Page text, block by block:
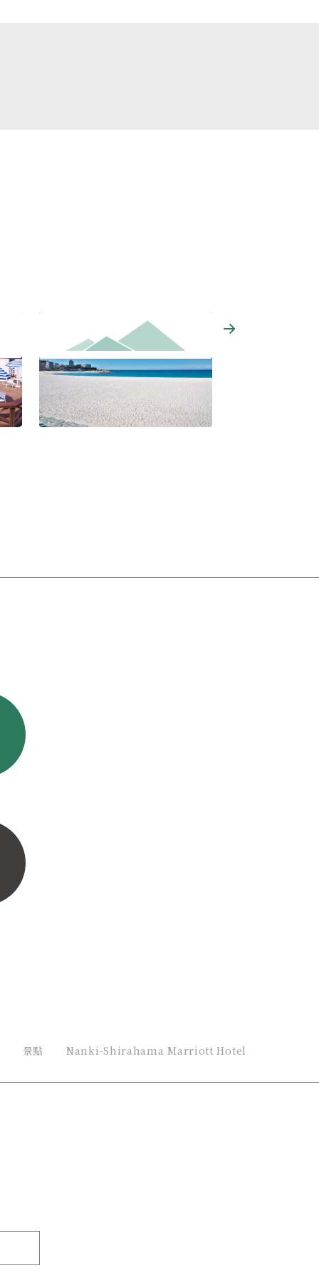
景點 Nanki-Shirahama Marriott Hotel
白良濱(浜)海水浴場